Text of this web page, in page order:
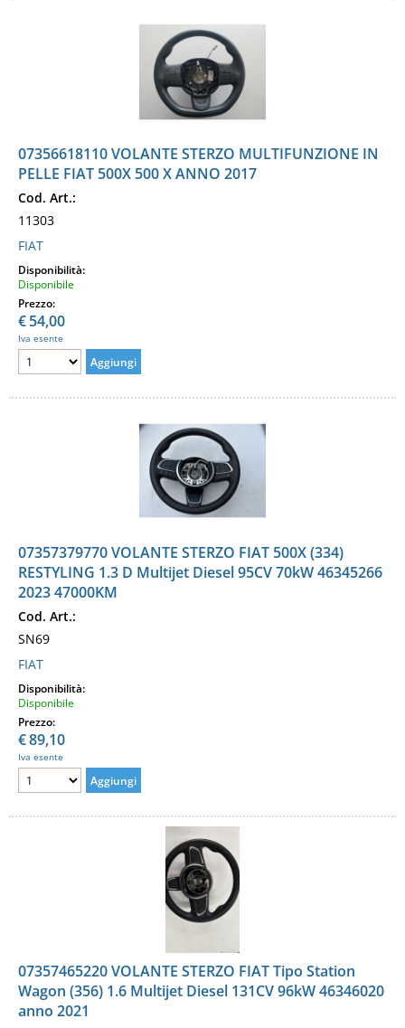
07356618110 VOLANTE STERZO MULTIFUNZIONE IN
PELLE FIAT 500X 500 X ANNO 2017
Cod. Art.:
11303
FIAT
Disponibilità:
Disponibile
Prezzo:
€54,00
Iva esente
07357379770 VOLANTE STERZO FIAT 500X (334)
RESTYLING 1.3 D Multijet Diesel 95CV 70kW 46345266
2023 47000KM
Cod. Art.:
SN69
FIAT
Disponibilità:
Disponibile
Prezzo:
€89,10
Iva esente
07357465220 VOLANTE STERZO FIAT Tipo Station
Wagon (356) 1.6 Multijet Diesel 131CV 96kW 46346020
anno 2021